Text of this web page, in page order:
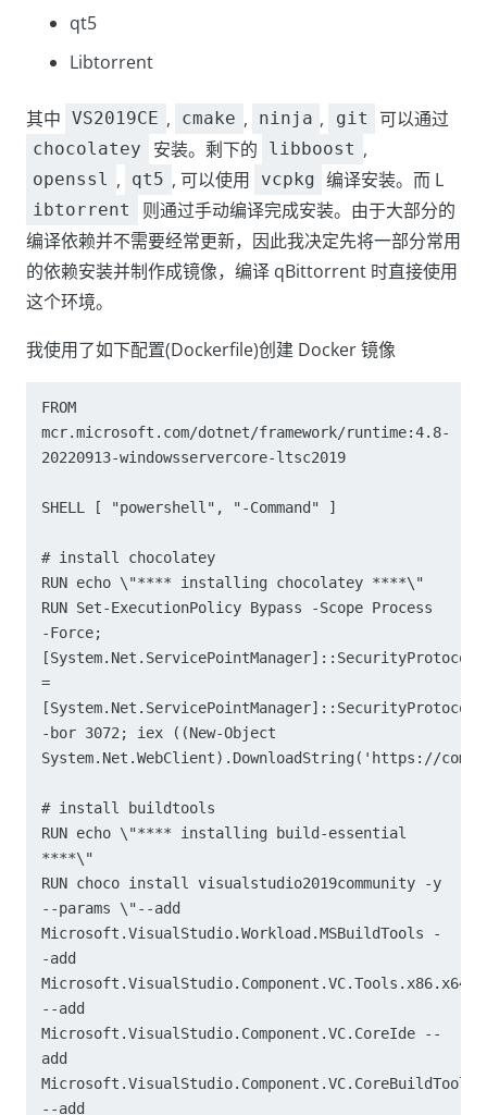
qt5
Libtorrent
其中 VS2019CE , cmake , ninja , git 可以通过
chocolatey 安装。剩下的 libboost ,
openssl , qt5 , 可以使用 vcpkg 编译安装。而 L
ibtorrent
则通过手动编译完成安装。由于大部分的
编译依赖并不需要经常更新，因此我决定先将一部分常用
的依赖安装并制作成镜像，编译 qBittorrent 时直接使用
这个环境。
我使用了如下配置(Dockerfile)创建 Docker 镜像
FROM
mcr.microsoft.com/dotnet/framework/runtime:4.8-
20220913-windowsservercore-ltsc2019
SHELL [ "powershell", "-Command" ]
# install chocolatey
RUN echo \"**** installing chocolatey ****\"
RUN Set-ExecutionPolicy Bypass -Scope Process
-Force;
[System.Net.ServicePointManager]::SecurityProtocol
=
[System.Net.ServicePointManager]::SecurityProtocol
-bor 3072; iex ((New-Object
System.Net.WebClient).DownloadString('https://
# install buildtools
RUN echo \"**** installing build-essential
****\"
RUN choco install visualstudio2019community -y
--params \"--add
Microsoft.VisualStudio.Workload.MSBuildTools -
-add
Microsoft.VisualStudio.Component.VC.Tools.x86.x64
--add
Microsoft.VisualStudio.Component.VC.CoreIde --
add
Microsoft.VisualStudio.Component.VC.CoreBuildTools
--add